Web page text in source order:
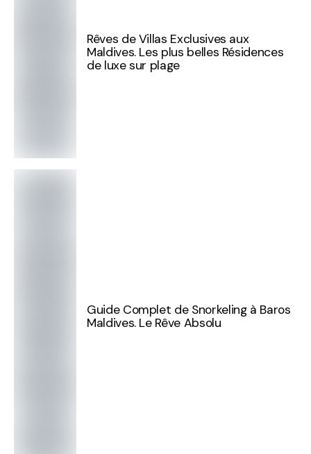
Rêves de Villas Exclusives aux
Maldives. Les plus belles Résidences
de luxe sur plage
Guide Complet de Snorkeling à Baros
Maldives. Le Rêve Absolu